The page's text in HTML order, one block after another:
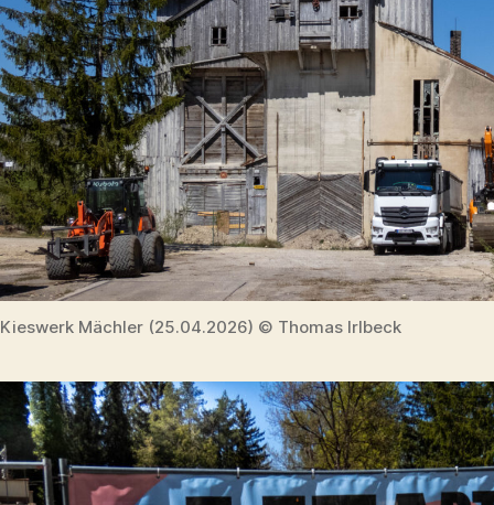
Kieswerk Mächler (25.04.2026) © Thomas Irlbeck